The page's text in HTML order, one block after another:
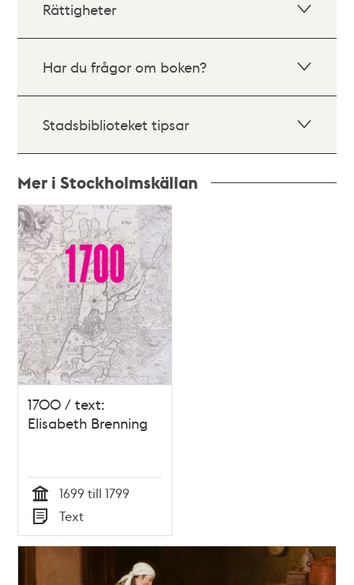
Rättigheter
Har du frågor om boken?
Stadsbiblioteket tipsar
Mer i Stockholmskällan
Relaterade
poster
och
teman
1700 / text:
Elisabeth Brenning
Tid
1699 till 1799
Typ
Text